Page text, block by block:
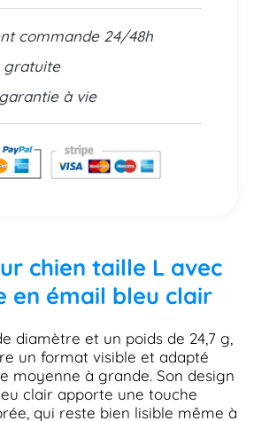
commande 24/48h
gratuite
à vie
chien taille L avec
en émail bleu clair
diamètre et un poids de 24,7 g,
un format visible et adapté
moyenne à grande. Son design
clair apporte une touche
qui reste bien lisible même à